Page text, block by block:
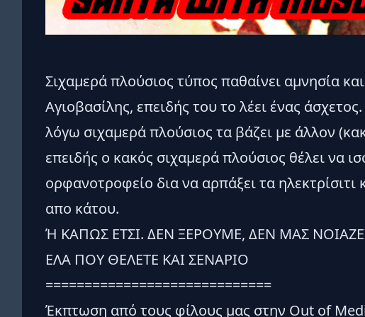
Σιχαμερά πλούσιος τύπος παθαίνει αμνησία και
Αγιοβασίλης, επειδής του το λέει ένας
λόγω σιχαμερά πλούσιος τα βάζει με άλλον
επειδής ο κακός σιχαμερά πλούσιος θέλει να
ορφανοτροφείο δια να αρπάξει τα
απο κάτου.
Ή ΚΑΠΩΣ ΕΤΣΙ. ΔΕΝ ΞΕΡΟΥΜΕ, ΔΕΝ ΜΑΣ
ΕΛΑ ΠΟΥ ΘΕΛΕΤΕ ΚΑΙ ΣΕΝΑΡΙΟ
=============================
Έκπτωση από τους φίλους μας στην Out of